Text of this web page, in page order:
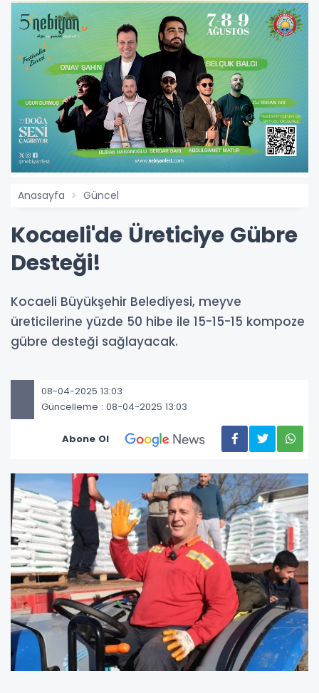
Anasayfa Güncel
Kocaeli'de Üreticiye Gübre
Desteği!
Kocaeli Büyükşehir Belediyesi, meyve
üreticilerine yüzde 50 hibe ile 15-15-15 kompoze
gübre desteği sağlayacak.
08-04-2025 13:03
Güncelleme : 08-04-2025 13:03
Abone Ol